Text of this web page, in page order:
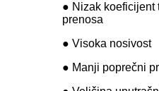
● Nizak koeficijent
prenosa
● Visoka nosivost
● Manji poprečni